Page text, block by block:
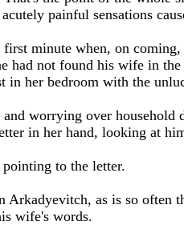
painful sensations
minute when, on
had not found his wife in
in her bedroom with the
worrying over household
in her hand, looking at
to the letter.
Arkadyevitch, as is so often
wife's words.